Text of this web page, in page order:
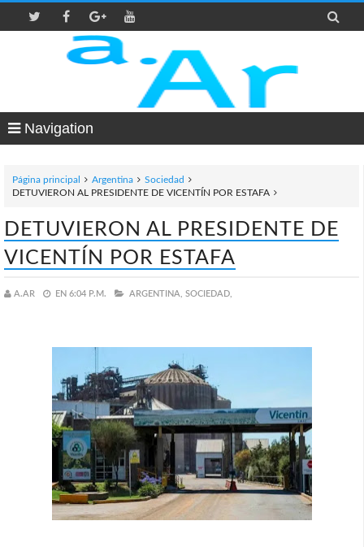

Navigation
Página principal Argentina
Sociedad
DETUVIERON AL PRESIDENTE DE VICENTÍN POR ESTAFA
DETUVIERON AL PRESIDENTE DE
VICENTÍN POR ESTAFA
A.AR EN 6:04 P.M. ARGENTINA, SOCIEDAD,